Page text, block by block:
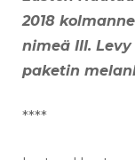
2018
nimeä III.
paketin
****